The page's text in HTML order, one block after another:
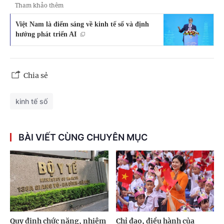
Tham khảo thêm
Việt Nam là điểm sáng về kinh tế số và định
hướng phát triển AI
Chia sẻ
kinh tế số
BÀI VIẾT CÙNG CHUYÊN MỤC
Quy định chức năng, nhiệm Chỉ đạo, điều hành của